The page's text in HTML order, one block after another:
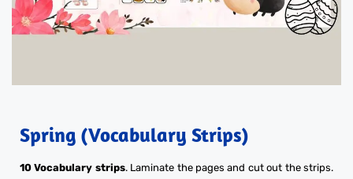
Spring (Vocabulary Strips)
10 Vocabulary strips. Laminate the pages and cut out the strips.